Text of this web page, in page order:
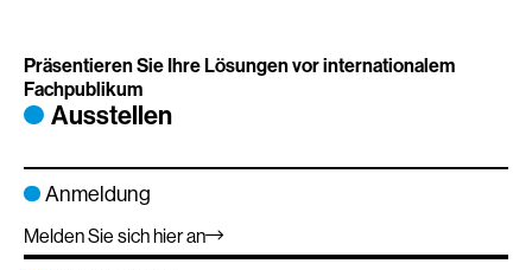
Ausstellen
Präsentieren Sie Ihre Lösungen vor internationalem
Fachpublikum
Anmeldung
Melden Sie sich hier an